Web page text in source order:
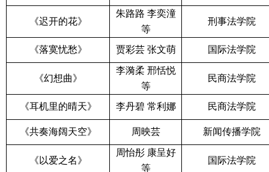
《迟开的花》
朱路路 李奕潼
等
刑事法学院
《落寞忧愁》 贾彩芸 张文萌 国际法学院
《幻想曲》
李漪柔 邢恬悦
等
民商法学院
《耳机里的晴天》 李丹碧 常利娜 民商法学院
《共奏海阔天空》 周映芸 新闻传播学院
《 以爱之名》
周怡彤 康呈好
等
国际法学院